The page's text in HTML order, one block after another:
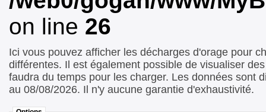
on line 26
Ici vous pouvez afficher les décharges d'orage pour
différentes. Il est également possible de visualiser
faudra du temps pour les charger. Les données sont
au 08/08/2026. Il n'y aucune garantie d'exhaustivité.